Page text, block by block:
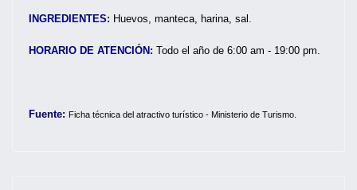
INGREDIENTES: Huevos, manteca, harina, sal.
HORARIO DE ATENCIÓN: Todo el año de 6:00 am - 19:00 pm.
Fuente: Ficha técnica del atractivo turístico - Ministerio de Turismo.